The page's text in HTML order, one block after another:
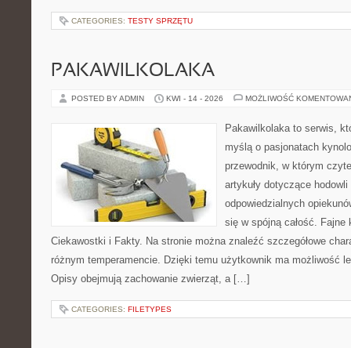
CATEGORIES: TESTY SPRZĘTU
PAKAWILKOLAKA
POSTED BY ADMIN KWI - 14 - 2026 MOŻLIWOŚĆ
Pakawilkolaka to serwis,
myślą o pasjonatach
przewodnik, w którym
artykuły dotyczące
odpowiedzialnych
się w spójną całość.
Ciekawostki i Fakty. Na stronie można znaleźć szczegółowe
różnym temperamencie. Dzięki temu użytkownik ma możliwość
Opisy obejmują zachowanie zwierząt, a […]
CATEGORIES: FILETYPES